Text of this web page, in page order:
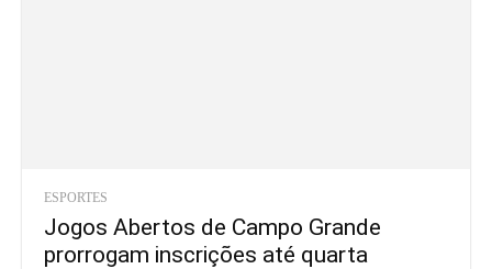
ESPORTES
Jogos Abertos de Campo Grande
prorrogam inscrições até quarta